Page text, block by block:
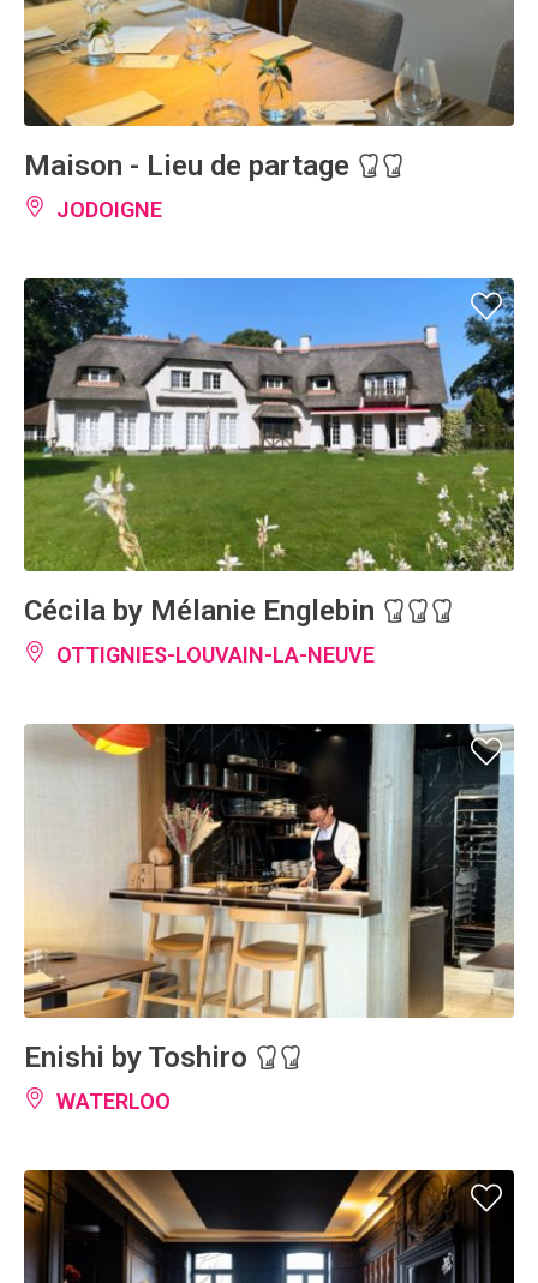
Maison - Lieu de partage
JODOIGNE
Cécila by Mélanie Englebin
OTTIGNIES-LOUVAIN-LA-NEUVE
Enishi by Toshiro
WATERLOO